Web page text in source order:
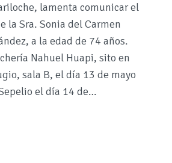
lamenta comunicar el
la Sra. Sonia del Carmen
a la edad de 74 años.
Nahuel Huapi, sito en
sala B, el día 13 de mayo
el día 14 de…